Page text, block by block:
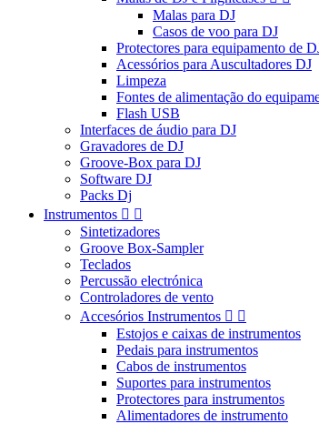
Malas para DJ
Casos de voo para DJ
Protectores para equipamento de
Acessórios para Auscultadores DJ
Limpeza
Fontes de alimentação do
Flash USB
Interfaces de áudio para DJ
Gravadores de DJ
Groove-Box para DJ
Software DJ
Packs Dj
Instrumentos  
Sintetizadores
Groove Box-Sampler
Teclados
Percussão electrónica
Controladores de vento
Accesórios Instrumentos  
Estojos e caixas de instrumentos
Pedais para instrumentos
Cabos de instrumentos
Suportes para instrumentos
Protectores para instrumentos
Alimentadores de instrumento